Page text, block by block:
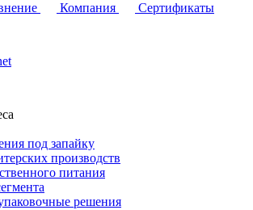
Компания Сертификаты
под запайку
производств
питания
решения